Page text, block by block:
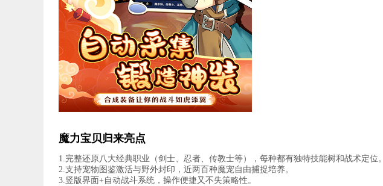
魔力宝贝归来亮点
1.完整还原八大经典职业（剑士、忍者、传教士等），每种都有独特技能树和战术定位。
2.支持宠物图鉴激活与野外封印，近两百种魔宠自由捕捉培养。
3.竖版界面+自动战斗系统，操作便捷又不失策略性。